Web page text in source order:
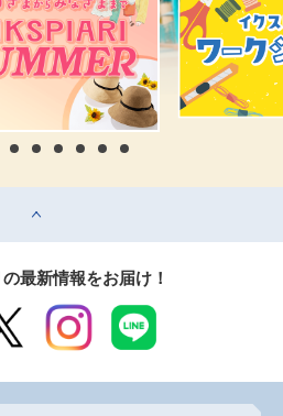
最新情報をお届け！